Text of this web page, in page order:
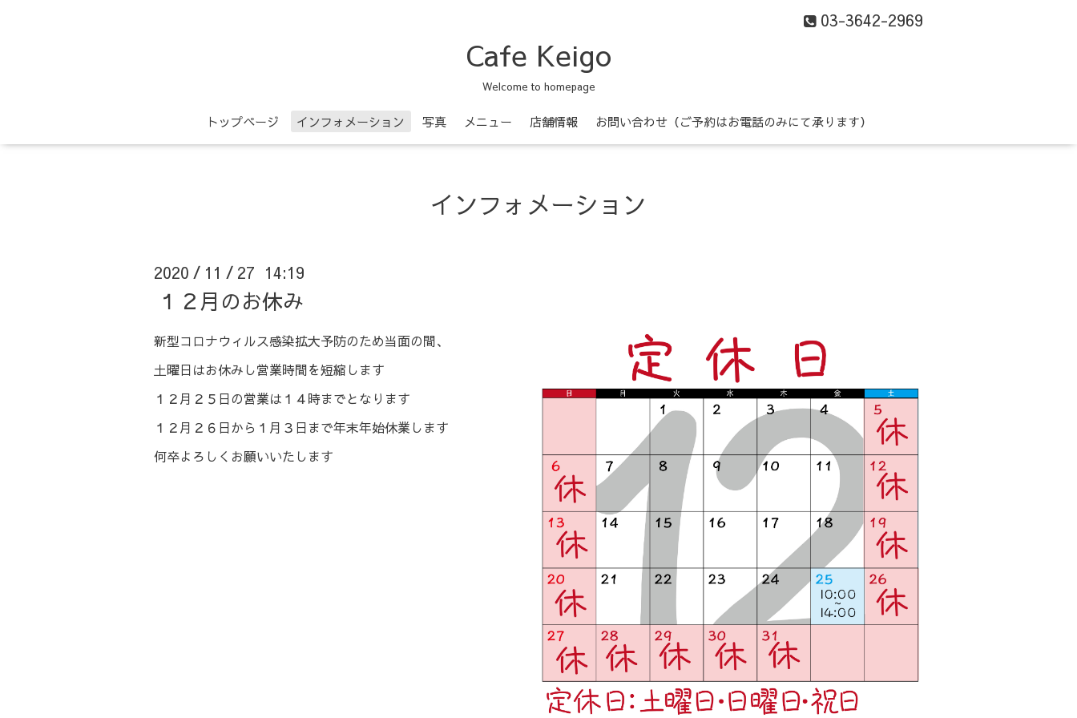
03-3642-2969
Cafe Keigo
Welcome to homepage
トップページ インフォメーション 写真 メニュー 店舗情報 お問い合わせ（ご予約はお電話のみにて承ります）
インフォメーション
2020 / 11 / 27 14:19
１２月のお休み
新型コロナウィルス感染拡大予防のため当面の間、
土曜日はお休みし営業時間を短縮します
１２月２５日の営業は１４時までとなります
１２月２６日から１月３日まで年末年始休業します
何卒よろしくお願いいたします